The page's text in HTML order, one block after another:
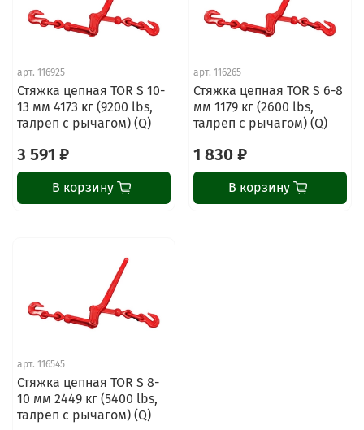
арт. 116925
Стяжка цепная TOR S 10-
13 мм 4173 кг (9200 lbs,
талреп с рычагом) (Q)
3 591 ₽
В корзину
арт. 116265
Стяжка цепная TOR S 6-8
мм 1179 кг (2600 lbs,
талреп с рычагом) (Q)
1 830 ₽
В корзину
арт. 116545
Стяжка цепная TOR S 8-
10 мм 2449 кг (5400 lbs,
талреп с рычагом) (Q)
ChatApp
online
Свяжитесь с нами через любой удобный
Написать менеджеру в MAX